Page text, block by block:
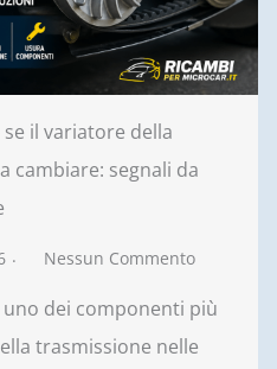
il variatore della
cambiare: segnali da
Nessun Commento
dei componenti più
trasmissione nelle